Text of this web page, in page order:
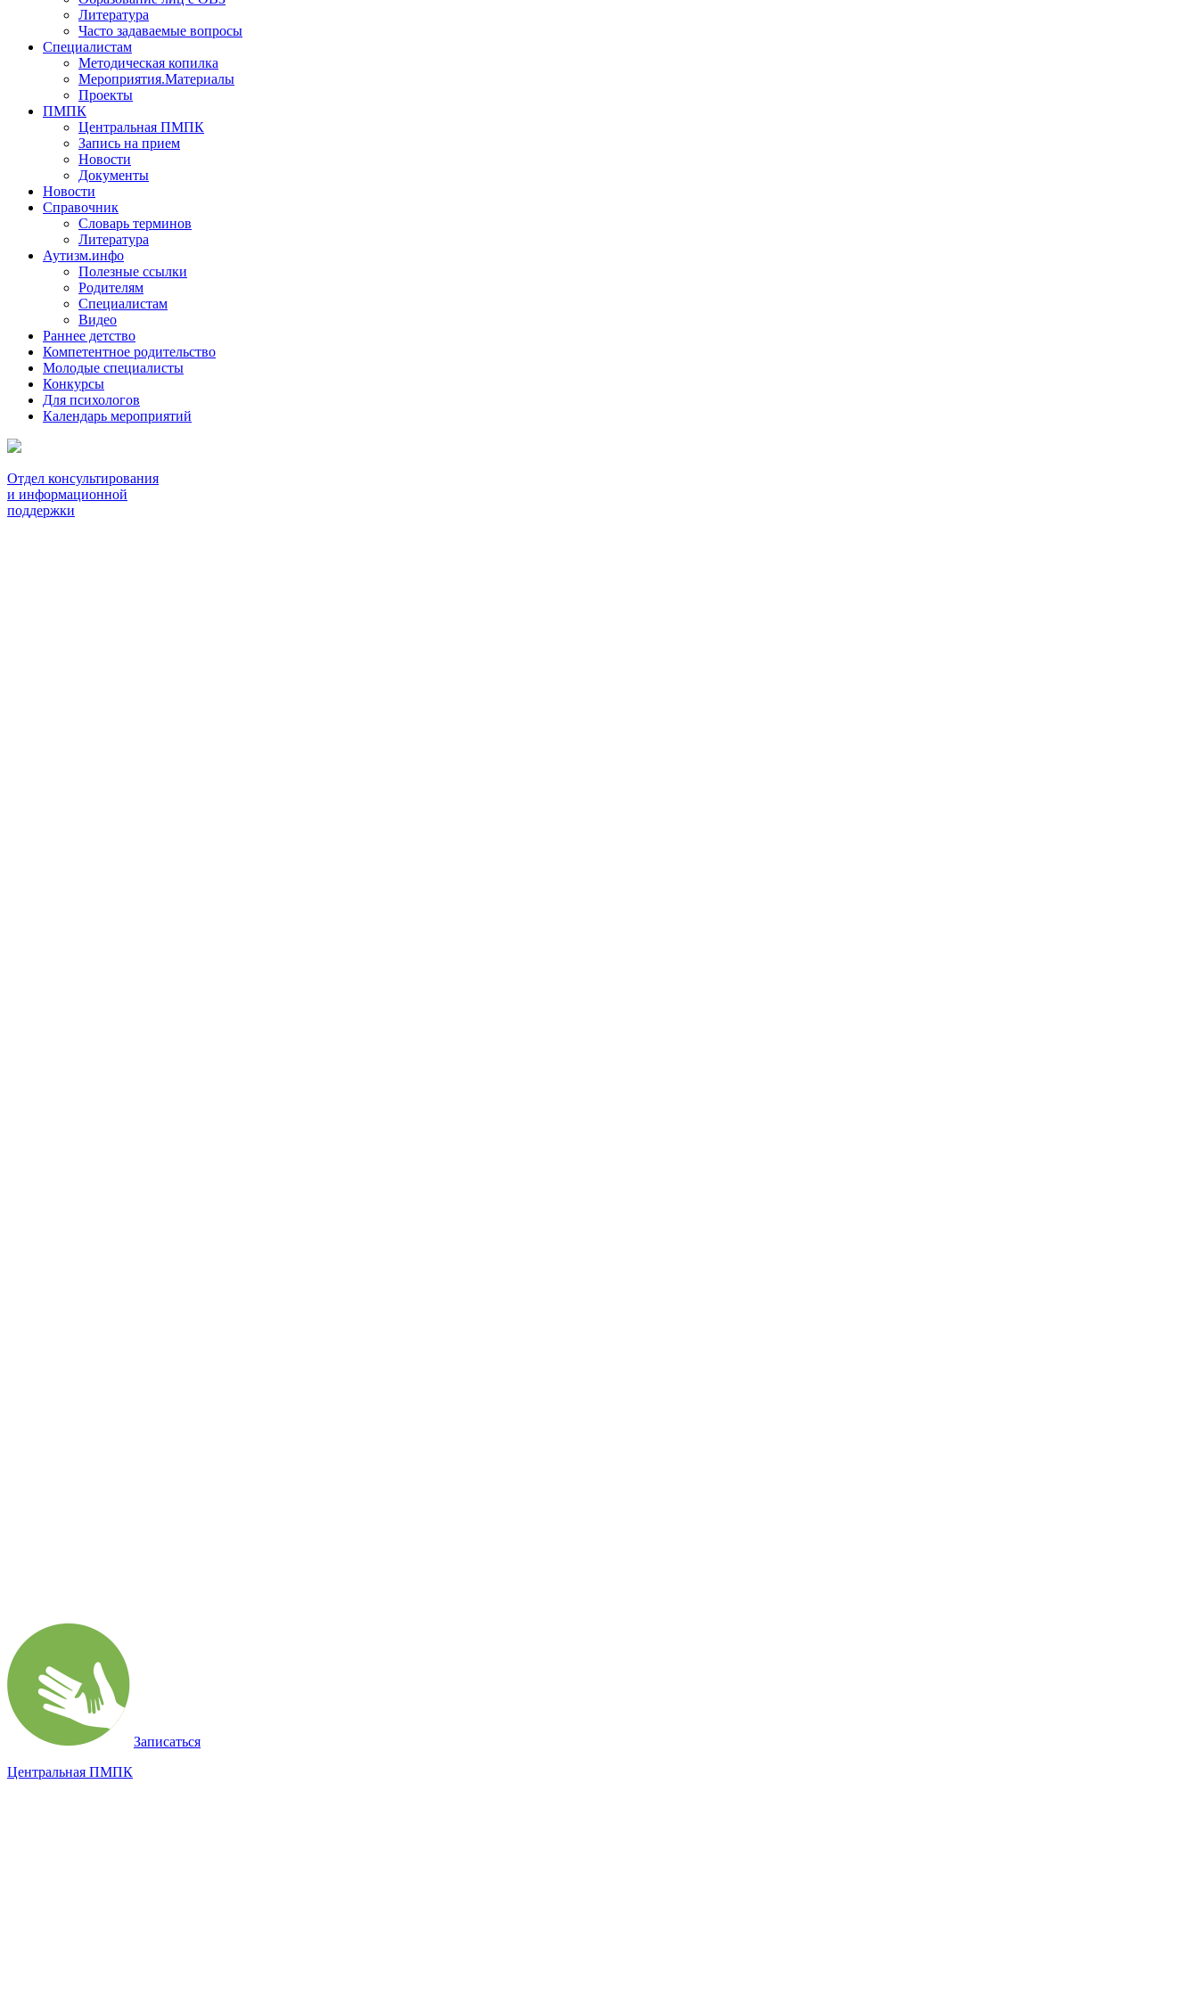
Литература
Часто задаваемые вопросы
Специалистам
Методическая копилка
Мероприятия.Материалы
Проекты
ПМПК
Центральная ПМПК
Запись на прием
Новости
Документы
Новости
Справочник
Словарь терминов
Литература
Аутизм.инфо
Полезные ссылки
Родителям
Специалистам
Видео
Раннее детство
Компетентное родительство
Молодые специалисты
Конкурсы
Для психологов
Календарь мероприятий
Отдел консультирования
и информационной
поддержки
Записаться
Центральная ПМПК